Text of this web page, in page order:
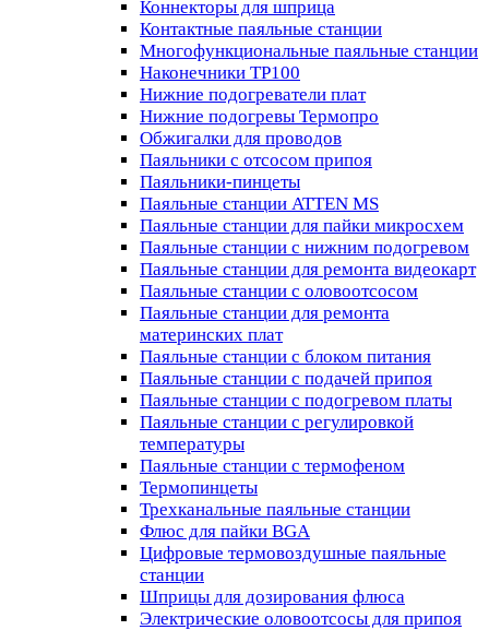
Коннекторы для шприца
Контактные паяльные станции
Многофункциональные паяльные станции
Наконечники TP100
Нижние подогреватели плат
Нижние подогревы Термопро
Обжигалки для проводов
Паяльники с отсосом припоя
Паяльники-пинцеты
Паяльные станции ATTEN MS
Паяльные станции для пайки микросхем
Паяльные станции с нижним подогревом
Паяльные станции для ремонта видеокарт
Паяльные станции с оловоотсосом
Паяльные станции для ремонта
материнских плат
Паяльные станции с блоком питания
Паяльные станции с подачей припоя
Паяльные станции с подогревом платы
Паяльные станции с регулировкой
температуры
Паяльные станции с термофеном
Термопинцеты
Трехканальные паяльные станции
Флюс для пайки BGA
Цифровые термовоздушные паяльные
станции
Шприцы для дозирования флюса
Электрические оловоотсосы для припоя